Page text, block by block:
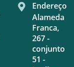
Endereço
Alameda
Franca,
267 -
conjunto
51 -